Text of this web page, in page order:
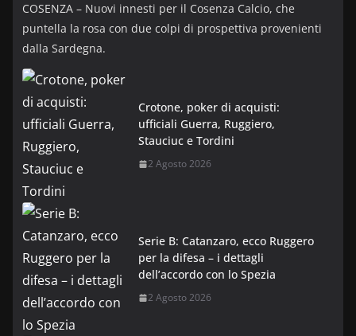
COSENZA – Nuovi innesti per il Cosenza Calcio, che
puntella la rosa con due colpi di prospettiva provenienti
dalla Sardegna.
Crotone, poker di acquisti:
ufficiali Guerra, Ruggiero,
Stauciuc e Tordini
2 Agosto 2026
Serie B: Catanzaro, ecco Ruggero
per la difesa – i dettagli
dell’accordo con lo Spezia
2 Agosto 2026